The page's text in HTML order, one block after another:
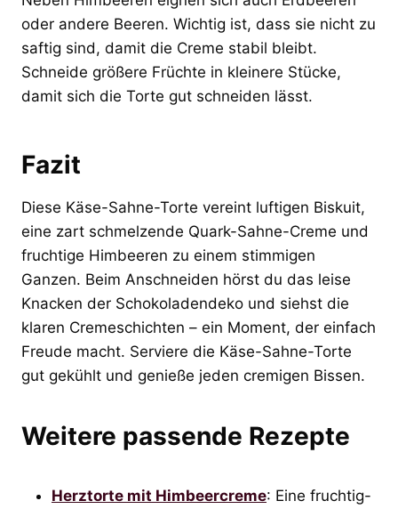
oder andere Beeren. Wichtig ist, dass sie nicht zu
saftig sind, damit die Creme stabil bleibt.
Schneide größere Früchte in kleinere Stücke,
damit sich die Torte gut schneiden lässt.
Fazit
Diese Käse-Sahne-Torte vereint luftigen Biskuit,
eine zart schmelzende Quark-Sahne-Creme und
fruchtige Himbeeren zu einem stimmigen
Ganzen. Beim Anschneiden hörst du das leise
Knacken der Schokoladendeko und siehst die
klaren Cremeschichten – ein Moment, der einfach
Freude macht. Serviere die Käse-Sahne-Torte
gut gekühlt und genieße jeden cremigen Bissen.
Weitere passende Rezepte
Herztorte mit Himbeercreme: Eine fruchtig-